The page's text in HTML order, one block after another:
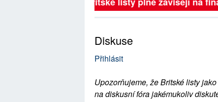
Diskuse
Přihlásit
Upozorňujeme, že Britské listy
na diskusní fóra jakémukoliv